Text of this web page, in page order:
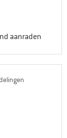
aanraden